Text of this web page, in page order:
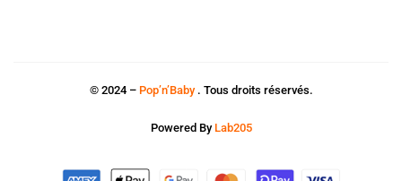
© 2024 – Pop’n’Baby. Tous droits réservés.
Powered By Lab205